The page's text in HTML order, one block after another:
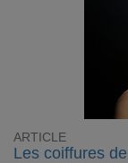
ARTICLE
Les coiffures